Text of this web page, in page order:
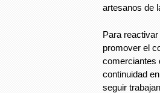
artesanos de
Para
promover el
comerciantes
continuidad
seguir